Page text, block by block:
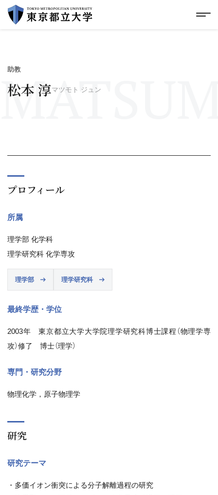
ン
に
グローバルメニューにスキップ メ
助教
松本 淳マツモト ジュン
プロフィール
所属
理学部 化学科
理学研究科 化学専攻
理学部 理学研究科
最終学歴・学位
2003年 東京都立大学大学院理学研究科博士課程（物理学専
攻）修了 博士（理学）
専門・研究分野
物理化学，原子物理学
研究
研究テーマ
・多価イオン衝突による分子解離過程の研究